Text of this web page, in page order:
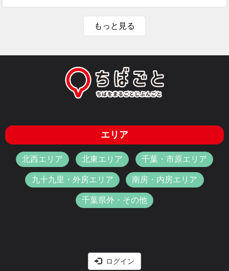
もっと見る
エリア
北西エリア 北東エリア 千葉・市原エリア
九十九里・外房エリア 南房・内房エリア
千葉県外・その他
ログイン